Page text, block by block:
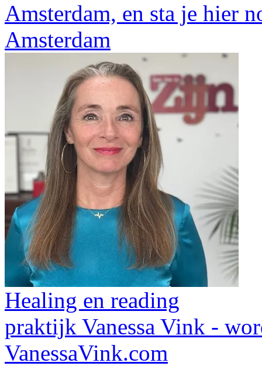
Amsterdam, en sta je hier
Amsterdam
Healing en reading
praktijk Vanessa Vink -
VanessaVink.com